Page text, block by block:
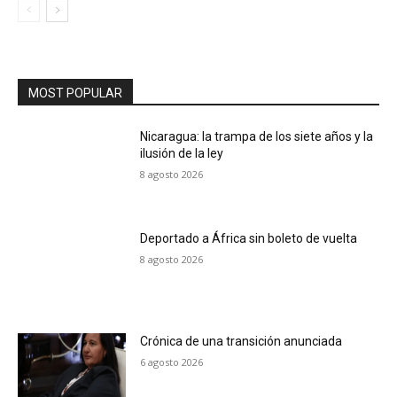
MOST POPULAR
Nicaragua: la trampa de los siete años y la
ilusión de la ley
8 agosto 2026
Deportado a África sin boleto de vuelta
8 agosto 2026
Crónica de una transición anunciada
6 agosto 2026